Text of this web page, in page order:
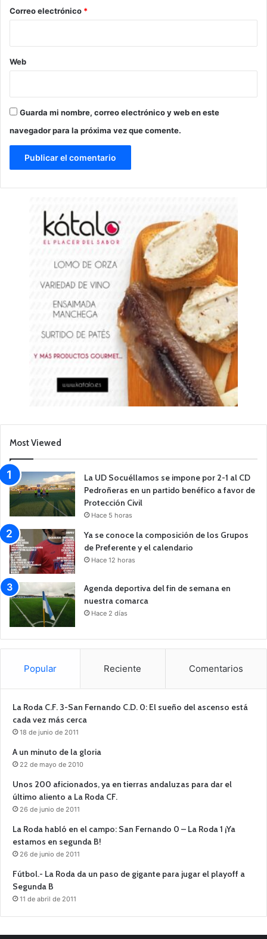
*
Correo electrónico *
Web
Guarda mi nombre, correo electrónico y web en este
navegador para la próxima vez que comente.
Most Viewed
La UD Socuéllamos se impone por 2-1 al CD
Pedroñeras en un partido benéfico a favor de
Protección Civil
Hace 5 horas
Ya se conoce la composición de los Grupos
de Preferente y el calendario
Hace 12 horas
Agenda deportiva del fin de semana en
nuestra comarca
Hace 2 días
Popular Reciente Comentarios
La Roda C.F. 3-San Fernando C.D. 0: El sueño del ascenso está
cada vez más cerca
18 de junio de 2011
A un minuto de la gloria
22 de mayo de 2010
Unos 200 aficionados, ya en tierras andaluzas para dar el
último aliento a La Roda CF.
26 de junio de 2011
La Roda habló en el campo: San Fernando 0 – La Roda 1 ¡Ya
estamos en segunda B!
26 de junio de 2011
Fútbol.- La Roda da un paso de gigante para jugar el playoff a
Segunda B
11 de abril de 2011